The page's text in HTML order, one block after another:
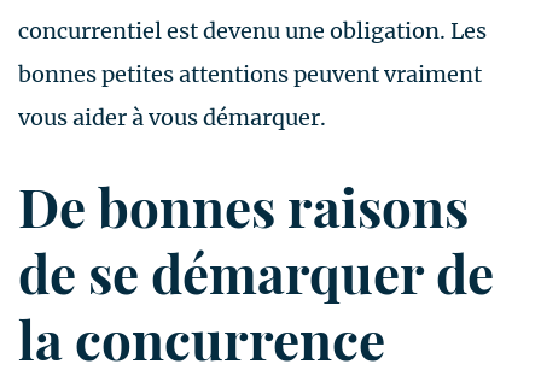
concurrentiel est devenu une obligation. Les
bonnes petites attentions peuvent vraiment
vous aider à vous démarquer.
De bonnes raisons
de se démarquer de
la concurrence